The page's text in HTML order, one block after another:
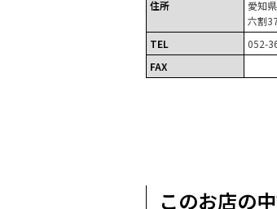
住所
愛知
六割
TEL
052-
FAX
このお店の